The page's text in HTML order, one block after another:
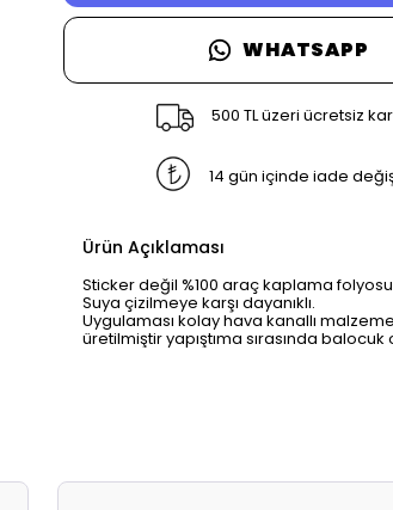
WHATSAPP
500 TL üzeri ücretsiz
14 gün içinde iade
Ürün Açıklaması
Sticker değil %100 araç kaplama
Suya çizilmeye karşı dayanıklı.
Uygulaması kolay hava kanallı
üretilmiştir yapıştıma sırasında balocuk